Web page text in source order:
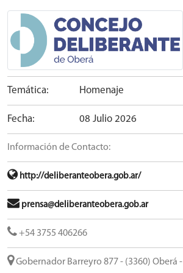
Temática: Homenaje
Fecha: 08 Julio 2026
Información de Contacto:
http://deliberanteobera.gob.ar/
prensa@deliberanteobera.gob.ar
+54 3755 406266
Gobernador Barreyro 877 - (3360) Oberá -